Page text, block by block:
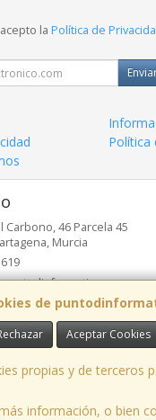
de
Aceptar Cookies
propias y de terceros
información, o bien
la Política de
Política
Carbono, 46 Parcela 45
, Murcia
y de 16:30h a 20:00h